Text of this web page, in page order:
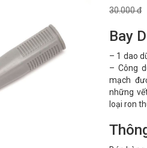
30.000 đ
Bay
– 1 dao
– Công
mạch
những
loại ron